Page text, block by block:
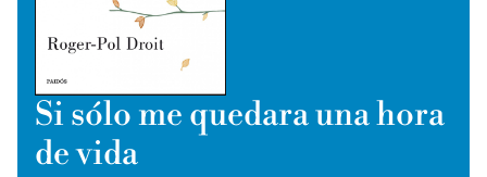
Si sólo me quedara una hora
de vida